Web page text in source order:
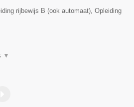
rijbewijs B (ook automaat), Opleiding
▼